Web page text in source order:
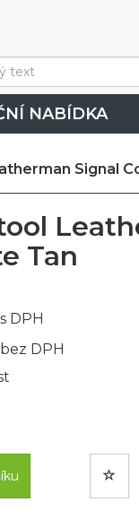
NABÍDKA
Signal
Tan
DPH
DPH